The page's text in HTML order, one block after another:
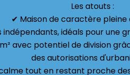
Les atouts :
✔ Maison de caractère pleine
indépendants, idéals pour une
avec potentiel de division
des autorisations
tout en restant proche